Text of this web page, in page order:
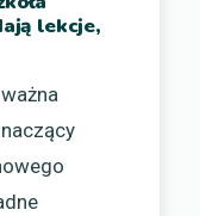
lekcje,